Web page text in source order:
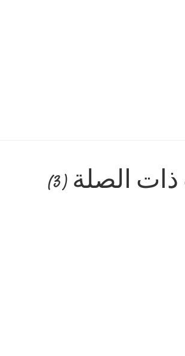
الصلة (3)